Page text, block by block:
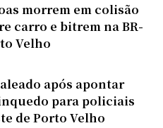
morrem em colisão
carro e bitrem na BR-
Velho
após apontar
para policiais
de Porto Velho